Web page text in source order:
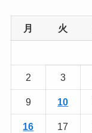
月 火
2 3
9 10
16 17